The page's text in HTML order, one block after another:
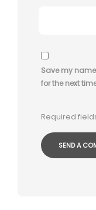
Save my
for the next
Required